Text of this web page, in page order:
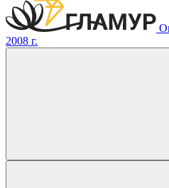
2008 г.